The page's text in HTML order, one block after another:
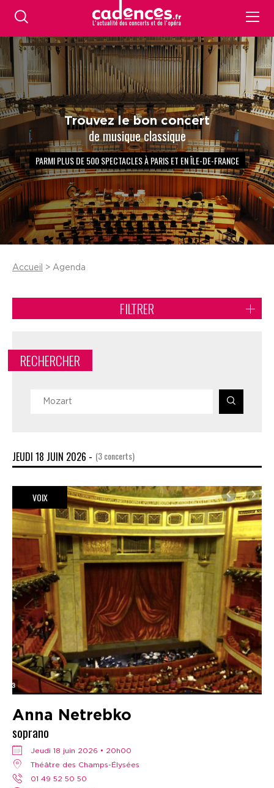
Trouvez le bon concert
de musique classique
PARMI PLUS DE 500 SPECTACLES À PARIS ET EN ÎLE-DE-FRANCE
Accueil > Agenda
JEUDI 18 JUIN 2026 - (3 concerts)
VOIX
Anna Netrebko
soprano
jeudi 18 juin 2026 • 20h00
Théâtre des Champs-Élysées
01 49 52 50 50
FILTRER
RECHERCHER